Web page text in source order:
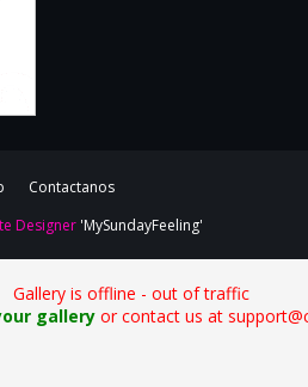
Contactanos
Designer 'MySundayFeeling'
Gallery is offline - out of traffic
galleryor contact us at